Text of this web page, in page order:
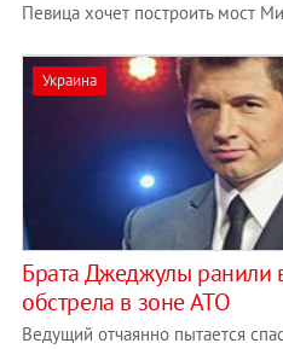
Певица хочет построить мост
Украина
Брата Джеджулы ранили
обстрела в зоне АТО
Ведущий отчаянно пытается